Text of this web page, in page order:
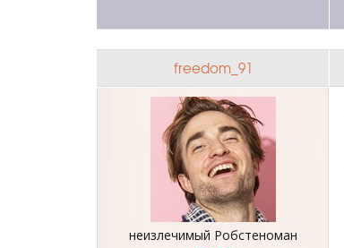
freedom_91
неизлечимый Робстеноман